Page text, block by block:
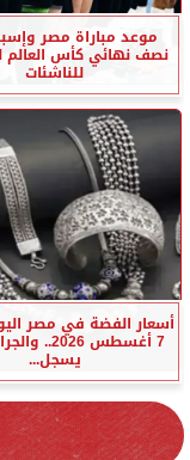
موعد مباراة مصر
نصف نهائي كأس العالم
للناشئات
أسعار الفضة في مصر
7 أغسطس
يسجل...